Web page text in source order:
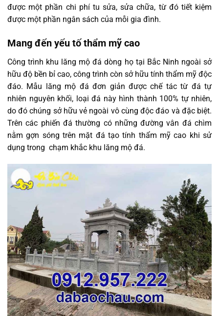
được một phần chi phí tu sửa, sửa chữa, từ đó tiết kiệm
được một phần ngân sách của mỗi gia đình.
Mang đến yếu tố thẩm mỹ cao
Công trình khu lăng mộ đá dòng họ tại Bắc Ninh ngoài sở
hữu độ bền bỉ cao, công trình còn sở hữu tính thẩm mỹ độc
đáo. Mẫu lăng mộ đá đơn giản được chế tác từ đá tự
nhiên nguyên khối, loại đá này hình thành 100% tự nhiên,
do đó chúng sở hữu vẻ ngoài vô cùng độc đáo và đặc biệt.
Trên các phiến đá thường có những đường vân đá chìm
nằm gợn sóng trên mặt đá tạo tính thẩm mỹ cao khi sử
dụng trong chạm khắc khu lăng mộ đá.